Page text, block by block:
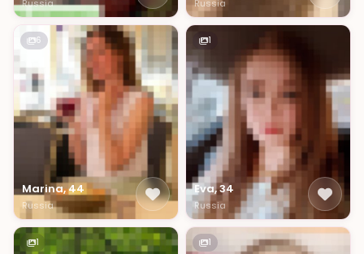
Russia Russia
6
Marina, 44
Russia
1
Eva, 34
Russia
1 1